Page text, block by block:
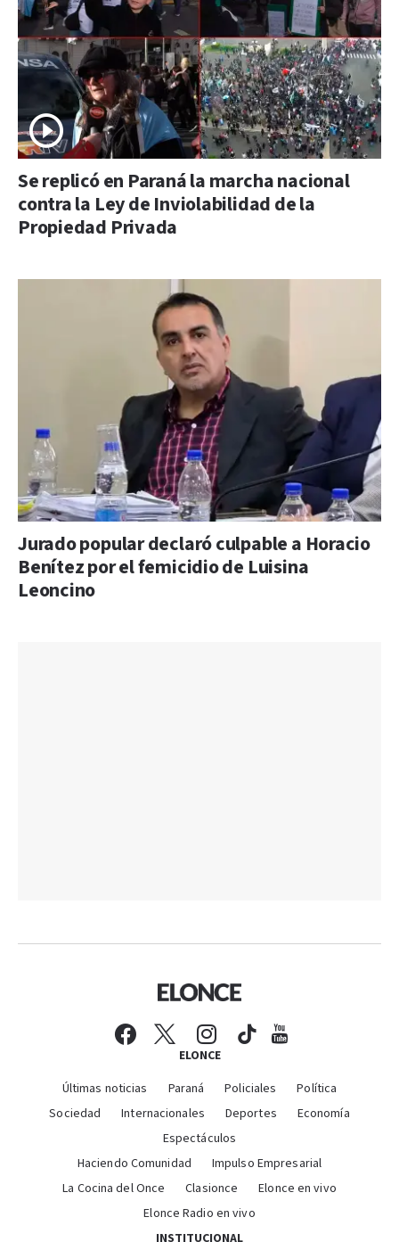
Se replicó en Paraná la marcha nacional
contra la Ley de Inviolabilidad de la
Propiedad Privada
Jurado popular declaró culpable a Horacio
Benítez por el femicidio de Luisina
Leoncino
ELONCE
Últimas noticias Paraná Policiales
Política
Sociedad
Internacionales Deportes
Economía
Espectáculos
Haciendo Comunidad
Impulso Empresarial
La Cocina del Once
Clasionce
Elonce en vivo
Elonce Radio en vivo
INSTITUCIONAL